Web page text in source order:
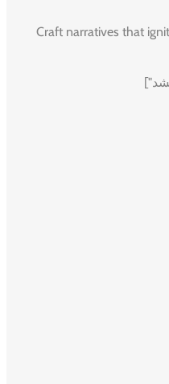
Craft narratives that